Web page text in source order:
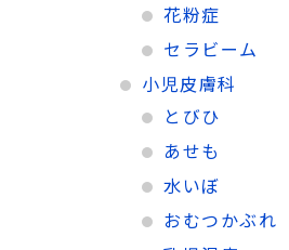
花粉症
セラビーム
小児皮膚科
とびひ
あせも
水いぼ
おむつかぶれ